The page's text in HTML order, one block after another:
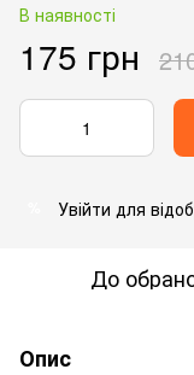
В наявності
175 грн
Увійти для
До
Опис